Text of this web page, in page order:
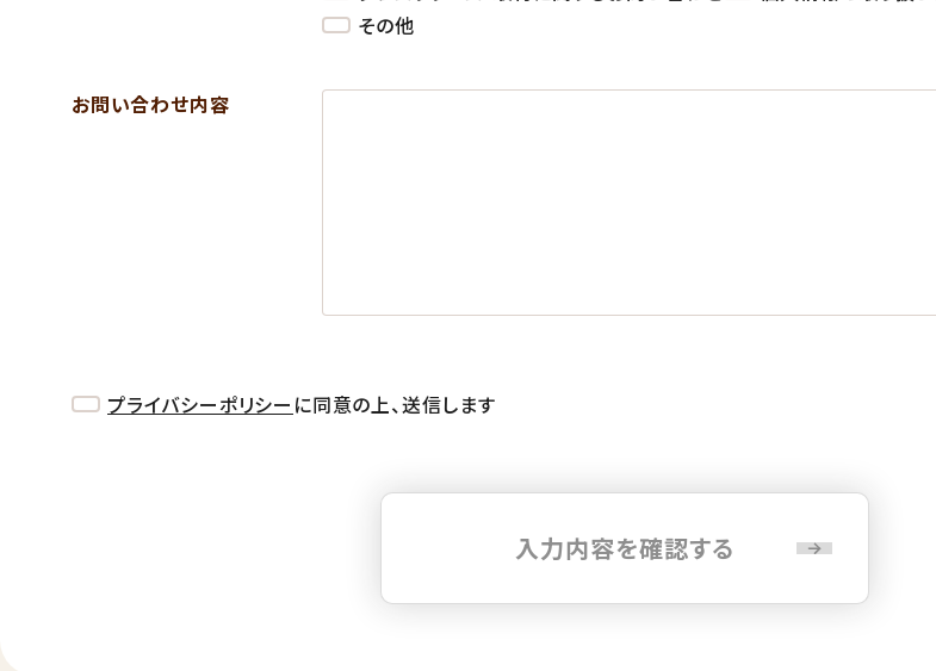
その他
お問い合わせ内容
プライバシーポリシー に同意の上、送信します
入力内容を確認する